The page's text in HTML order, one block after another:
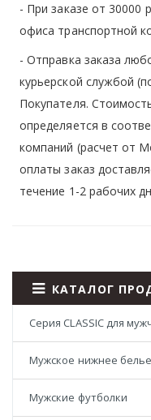
- При заказе от 30000
офиса транспортной
- Отправка заказа
курьерской службой
Покупателя.
определяется в
компаний (расчет от
оплаты заказ
течение 1-2 рабочих
КАТАЛОГ
Серия CLASSIC для
Мужское нижнее белье
Мужские футболки